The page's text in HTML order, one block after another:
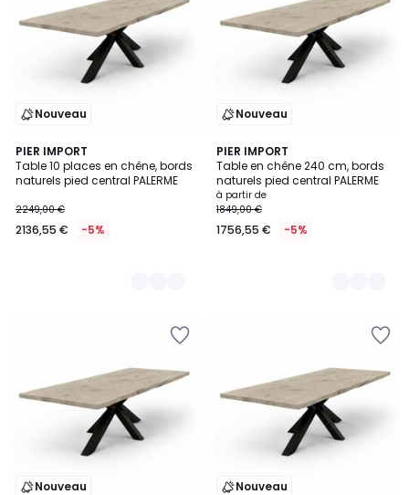
Nouveau
PIER IMPORT
Table 10 places en chêne, bords
naturels pied central PALERME
2249,00 €
2136,55 € -5%
3
Couleurs
Nouveau
PIER IMPORT
Table en chêne 240 cm, bords
naturels pied central PALERME
à partir de
1849,00 €
1756,55 € -5%
3
Couleurs
Nouveau Nouveau